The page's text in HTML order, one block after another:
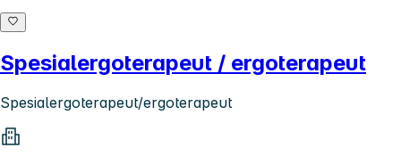
Spesialergoterapeut / ergoterapeut
Spesialergoterapeut/ergoterapeut